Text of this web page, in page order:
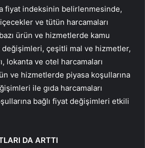
fiyat indeksinin belirlenmesinde,
ve tütün harcamaları
ürün ve hizmetlerde kamu
değişimleri, çeşitli mal ve hizmetler,
lokanta ve otel harcamaları
ve hizmetlerde piyasa koşullarına
ile gıda harcamaları
bağlı fiyat değişimleri etkili
DA ARTTI